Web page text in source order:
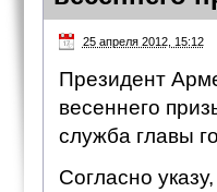
25 апреля 2012, 15:12
Президент
весеннего
служба главы
Согласно